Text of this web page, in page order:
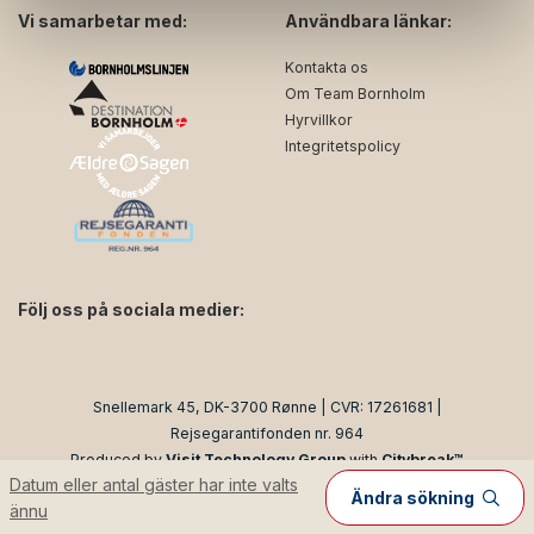
Datum eller antal gäster har inte valts
ännu
Ändra sökning
Vi samarbetar med:
Följ oss på sociala medier:
Användbara länkar:
Kontakta os
Om Team Bornholm
Hyrvillkor
Integritetspolicy
Snellemark 45, DK-3700 Rønne | CVR: 17261681 |
Rejsegarantifonden nr. 964
Produced by Visit Technology Group with Citybreak™
Information & Reservation System